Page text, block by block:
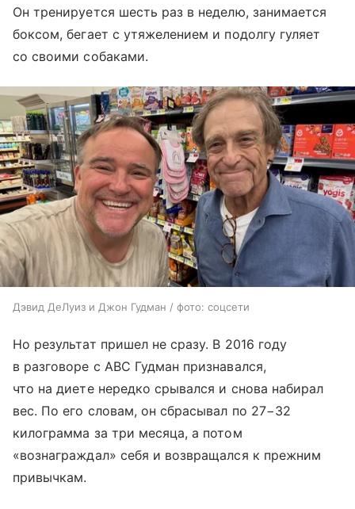
Он тренируется шесть раз в неделю, занимается
боксом, бегает с утяжелением и подолгу гуляет
со своими собаками.
Дэвид ДеЛуиз и Джон Гудман / фото: соцсети
Но результат пришел не сразу. В 2016 году
в разговоре с ABC Гудман признавался,
что на диете нередко срывался и снова набирал
вес. По его словам, он сбрасывал по 27−32
килограмма за три месяца, а потом
«вознаграждал» себя и возвращался к прежним
привычкам.